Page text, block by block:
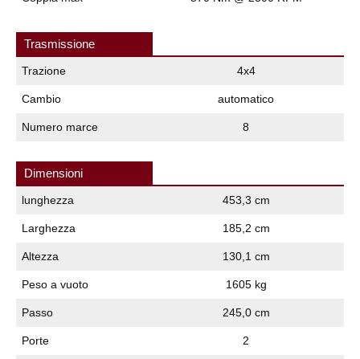
Trasmissione
Trazione 4x4
Cambio automatico
Numero marce 8
Dimensioni
lunghezza 453,3 cm
Larghezza 185,2 cm
Altezza 130,1 cm
Peso a vuoto 1605 kg
Passo 245,0 cm
Porte 2